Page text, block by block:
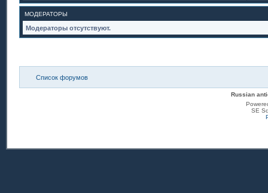
МОДЕРАТОРЫ
Модераторы отсутствуют.
Список форумов
Russian
SE